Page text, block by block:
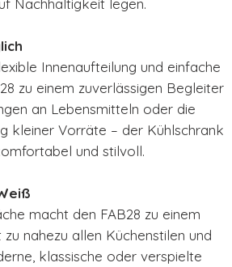
Nachhaltigkeit legen.
Innenaufteilung und einfache
zu einem zuverlässigen Begleiter
an Lebensmitteln oder die
kleiner Vorräte – der Kühlschrank
und stilvoll.
macht den FAB28 zu einem
nahezu allen Küchenstilen und
klassische oder verspielte